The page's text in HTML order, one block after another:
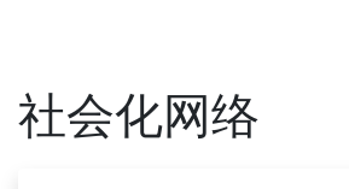
社会化网络